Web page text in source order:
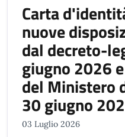
Carta
nuove
dal decreto-
giugno 2026
del Ministero
30 giugno
03 Luglio 2026